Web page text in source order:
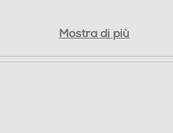
Mostra di più